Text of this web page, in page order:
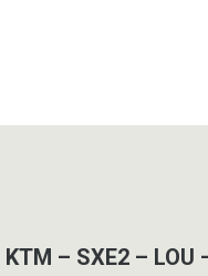
– SXE2 – LOU